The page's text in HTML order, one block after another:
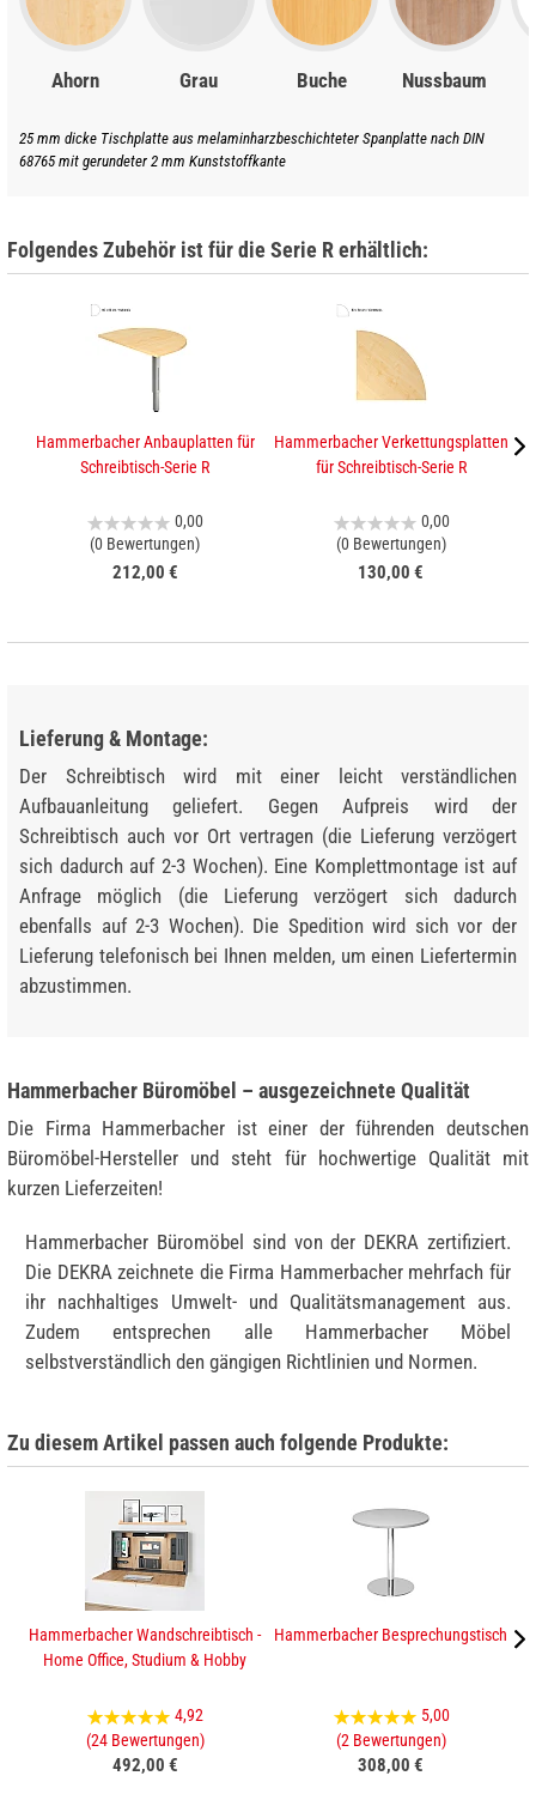
Ahorn Grau Buche Nussbaum
25 mm dicke Tischplatte aus melaminharzbeschichteter Spanplatte nach DIN
68765 mit gerundeter 2 mm Kunststoffkante
Folgendes Zubehör ist für die Serie R erhältlich:
Hammerbacher Anbauplatten für
Schreibtisch-Serie R
0,00
(0 Bewertungen)
212,00 €
Hammerbacher Verkettungsplatten
für Schreibtisch-Serie R
0,00
(0 Bewertungen)
130,00 €
Lieferung & Montage:
Der Schreibtisch wird mit einer leicht verständlichen
Aufbauanleitung geliefert. Gegen Aufpreis wird der
Schreibtisch auch vor Ort vertragen (die Lieferung verzögert
sich dadurch auf 2-3 Wochen). Eine Komplettmontage ist auf
Anfrage möglich (die Lieferung verzögert sich dadurch
ebenfalls auf 2-3 Wochen). Die Spedition wird sich vor der
Lieferung telefonisch bei Ihnen melden, um einen Liefertermin
abzustimmen.
Hammerbacher Büromöbel – ausgezeichnete Qualität
Die Firma Hammerbacher ist einer der führenden deutschen
Büromöbel-Hersteller und steht für hochwertige Qualität mit
kurzen Lieferzeiten!
Hammerbacher Büromöbel sind von der DEKRA zertifiziert.
Die DEKRA zeichnete die Firma Hammerbacher mehrfach für
ihr nachhaltiges Umwelt- und Qualitätsmanagement aus.
Zudem entsprechen alle Hammerbacher Möbel
selbstverständlich den gängigen Richtlinien und Normen.
Zu diesem Artikel passen auch folgende Produkte:
Hammerbacher Wandschreibtisch -
Home Office, Studium & Hobby
4,92
(24 Bewertungen)
492,00 €
Hammerbacher Besprechungstisch
5,00
(2 Bewertungen)
308,00 €